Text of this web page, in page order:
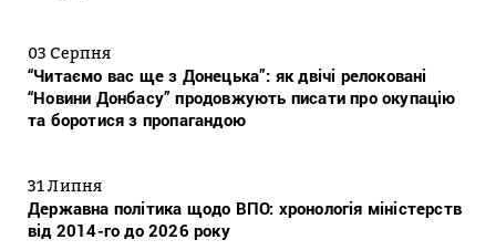
03 Серпня
“Читаємо вас ще з Донецька”: як двічі релоковані
“Новини Донбасу” продовжують писати про окупацію
та боротися з пропагандою
31 Липня
Державна політика щодо ВПО: хронологія міністерств
від 2014-го до 2026 року